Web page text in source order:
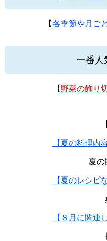
【各季節や月ご
一番人
【 野菜の飾り
【夏の料理内
夏の
【夏のレシピ
【８月に関連